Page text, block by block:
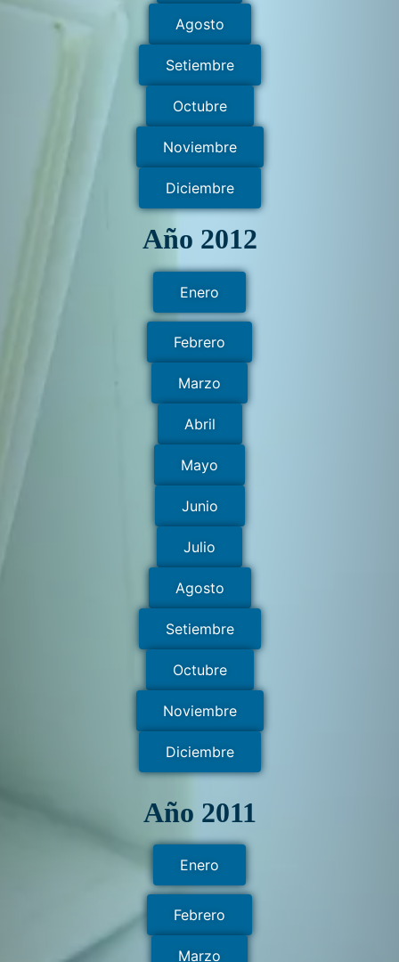
Agosto
Setiembre
Octubre
Noviembre
Diciembre
Año 2012
Enero
Febrero
Marzo
Abril
Mayo
Junio
Julio
Agosto
Setiembre
Octubre
Noviembre
Diciembre
Año 2011
Enero
Febrero
Marzo